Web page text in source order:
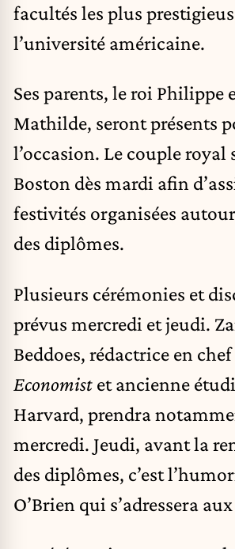
facultés les plus
l’université américaine.
Ses parents, le roi Philippe
Mathilde, seront présents
l’occasion. Le couple royal
Boston dès mardi afin
festivités organisées
des diplômes.
Plusieurs cérémonies et
prévus mercredi et jeudi.
Beddoes, rédactrice en chef
Economist et ancienne
Harvard, prendra
mercredi. Jeudi, avant la
des diplômes, c’est
O’Brien qui s’adressera